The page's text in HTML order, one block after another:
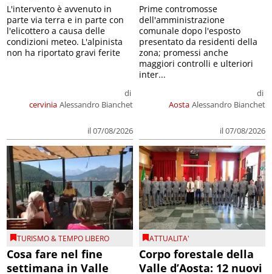
cervinia
di
Alessandro Bianchet
il 07/08/2026
L'intervento è avvenuto in
parte via terra e in parte con
l'elicottero a causa delle
condizioni meteo. L'alpinista
non ha riportato gravi ferite
Aosta
di
Alessandro Bianchet
il 07/08/2026
Prime contromosse
dell'amministrazione
comunale dopo l'esposto
presentato da residenti della
zona; promessi anche
maggiori controlli e ulteriori
inter...
TURISMO & TEMPO LIBERO
Cosa fare nel fine
settimana in Valle
ATTUALITA'
Corpo forestale della
Valle d’Aosta: 12 nuovi